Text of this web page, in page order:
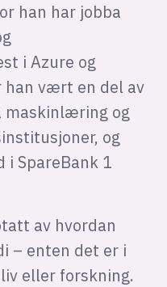
han har jobba
i Azure og
han vært en del av
maskinlæring og
og
i SpareBank 1
av hvordan
– enten det er i
eller forskning.